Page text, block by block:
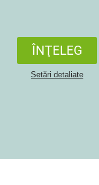
ÎNŢELEG
Setări detaliate